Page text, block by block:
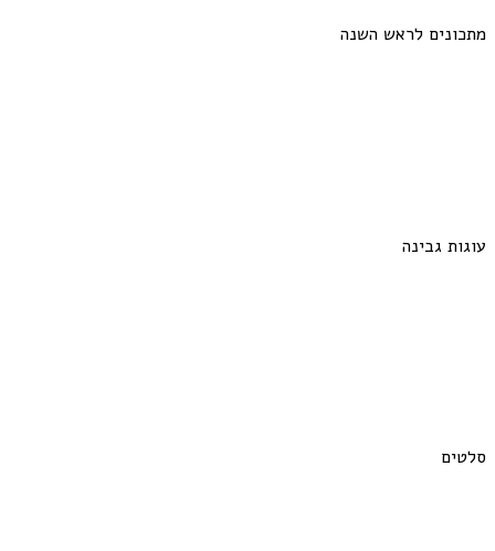
מתכונים לראש השנה
עוגות גבינה
סלטים